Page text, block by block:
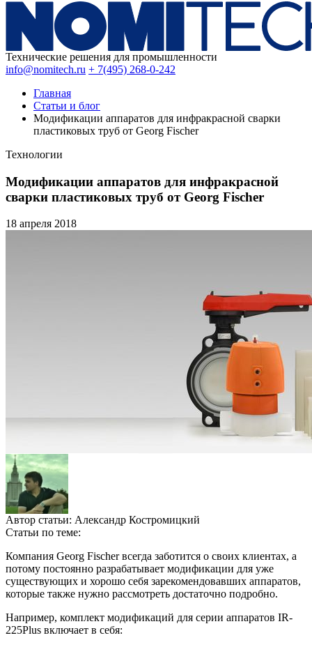
Технические решения для промышленности
info@nomitech.ru + 7(495) 268-0-242
Главная
Статьи и блог
Модификации аппаратов для инфракрасной сварки
пластиковых труб от Georg Fischer
Технологии
Модификации аппаратов для инфракрасной
сварки пластиковых труб от Georg Fischer
18 апреля 2018
Автор статьи: Александр Костромицкий
Статьи по теме:
Компания Georg Fischer всегда заботится о своих клиентах, а
потому постоянно разрабатывает модификации для уже
существующих и хорошо себя зарекомендовавших аппаратов,
которые также нужно рассмотреть достаточно подробно.
Например, комплект модификаций для серии аппаратов IR-
225Plus включает в себя: